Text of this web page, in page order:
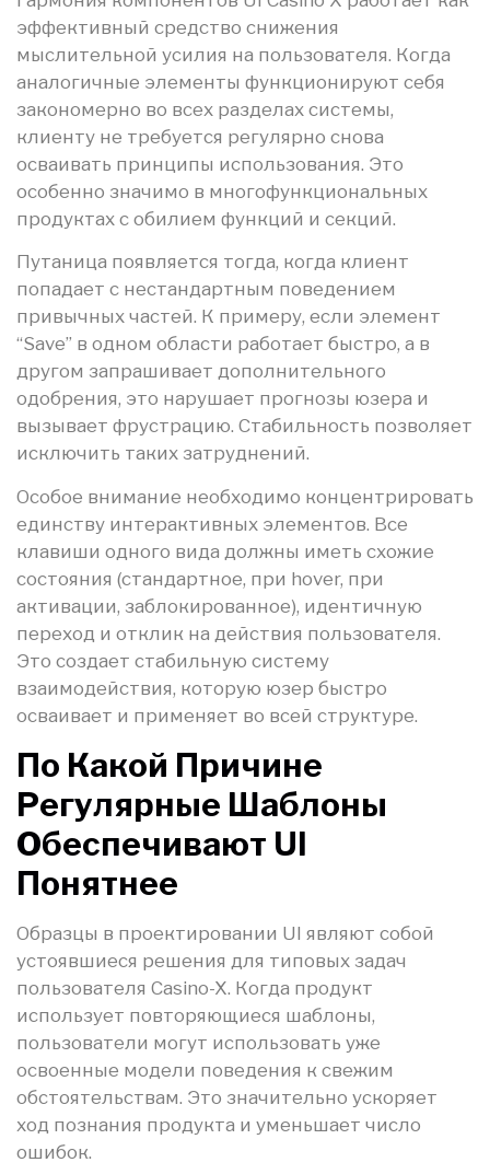
эффективный средство снижения
мыслительной усилия на пользователя. Когда
аналогичные элементы функционируют себя
закономерно во всех разделах системы,
клиенту не требуется регулярно снова
осваивать принципы использования. Это
особенно значимо в многофункциональных
продуктах с обилием функций и секций.
Путаница появляется тогда, когда клиент
попадает с нестандартным поведением
привычных частей. К примеру, если элемент
“Save” в одном области работает быстро, а в
другом запрашивает дополнительного
одобрения, это нарушает прогнозы юзера и
вызывает фрустрацию. Стабильность позволяет
исключить таких затруднений.
Особое внимание необходимо концентрировать
единству интерактивных элементов. Все
клавиши одного вида должны иметь схожие
состояния (стандартное, при hover, при
активации, заблокированное), идентичную
переход и отклик на действия пользователя.
Это создает стабильную систему
взаимодействия, которую юзер быстро
осваивает и применяет во всей структуре.
По Какой Причине
Регулярные Шаблоны
Обеспечивают UI
Понятнее
Образцы в проектировании UI являют собой
устоявшиеся решения для типовых задач
пользователя Casino-X. Когда продукт
использует повторяющиеся шаблоны,
пользователи могут использовать уже
освоенные модели поведения к свежим
обстоятельствам. Это значительно ускоряет
ход познания продукта и уменьшает число
ошибок.